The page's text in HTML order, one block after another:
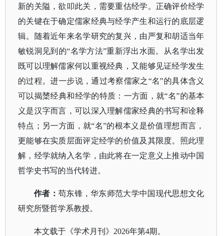
新的关隘，欲叩此关，需要重估经学。正确评价经学
的关键在于确定儒家经典与经学产生和运行的底层逻
辑。随着近年来名学研究的复兴，由严复和胡适当年
敏锐洞见到的“名学方法”重新浮出水面。从名学出发
既可以理解儒家何以重视经典，又能够见证经学发生
的过程。进一步说，通过考察儒家之“名”的具体含义
可以揭橥经典和经学的特质：一方面，就“名”的基本
义是汉字而言，可以深入理解儒家经典的书写和诠释
特点；另一方面，就“名”的根本义是价值理想而言，
更能够在实质层面评定经学的价值及其限度。照此理
解，经学就纳入名学，由此将在一定意义上推动中国
哲学史书写的当代转进。
作者： 苟东锋，华东师范大学中国现代思想文化
研究所暨哲学系教授。
本文载于《学术月刊》 2026年第4期。